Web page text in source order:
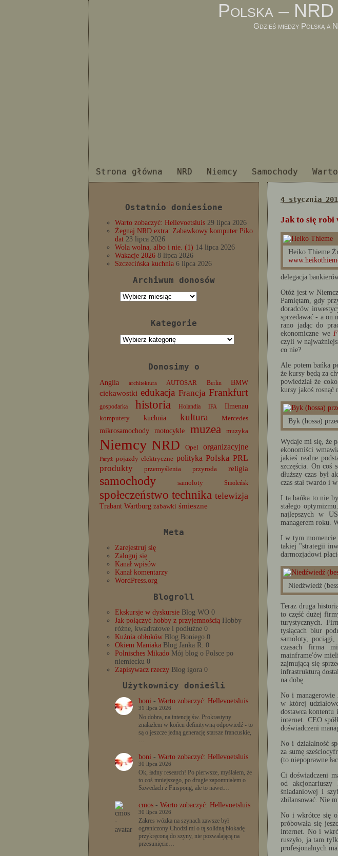
Polska – NRD
Gdzieś między Polską a
Strona główna NRD Niemcy Samochody
Ostatnio doniesione
Warto zobaczyć: Hellevoetsluis 29 lipca 2026
Żegnaj NRD extra: Zabawkowy komputer Piko
dat 23 lipca 2026
Wola wolna, albo i nie. (1) 14 lipca 2026
Wakacje 2026 8 lipca 2026
Szczecińska kuchnia 6 lipca 2026
Archiwum donosów
Archiwum
Kategorie
Kategorie
Donosimy o
Anglia architektura AUTOSAR Berlin BMW
ciekawostki edukacja Francja Frankfurt
gospodarka historia Holandia IFA
Ilmenau
komputery
kuchnia kultura Mercedes
mikrosamochody motocykle muzea muzyka
Niemcy NRD Opel organizacyjne
Paryż pojazdy elektryczne polityka Polska PRL
produkty
przemyślenia przyroda religia
samochody samoloty Smoleńsk
społeczeństwo technika telewizja
Trabant Wartburg zabawki śmieszne
Meta
Zarejestruj się
Zaloguj się
Kanał wpisów
Kanał komentarzy
WordPress.org
Blogroll
Ekskursje w dyskursie Blog WO 0
Jak połączyć hobby z przyjemnością Hobby
różne, kwadratowe i podłużne 0
Kuźnia obłoków Blog Boniego 0
Okiem Maniaka Blog Janka R. 0
Polnisches Mikado Mój blog o Polsce po
niemiecku 0
Zapisywacz rzeczy Blog igora 0
Użytkownicy donieśli
boni- Warto zobaczyć: Hellevoetsluis
31 lipca 2026
No dobra, na intencję św. Prokrastyny
znalazłem w końcu definitywną odpowiedź - to
są o jeszcze jedną generację starsze francuskie,
…
boni- Warto zobaczyć: Hellevoetsluis
30 lipca 2026
Ok, ładny research! Po pierwsze, myślałem, że
to coś mniejszego, po drugie zapomniałem o
Szwedach z Finspong, ale to nawet…
cmos- Warto zobaczyć: Hellevoetsluis
30 lipca 2026
Zakres wózka na szynach zawsze był
ograniczony Chodzi mi o tą solidną blokadę
przykręconą do szyny, nie pozwalającą na
przesunięcie…
4 stycznia
Jak to się robi
Heiko Thieme
delegacja
Otóż jest w
Pamiętam, gdy
doradców
sprzedawać - a on
rano jadąc do
ekonomiczne we
czyli w
co nie?
Ale potem bańka
że kursy będą za
powiedział że
kursy jakoś rosnąć
Byk (hossa)
Wydaje mi się, że
ekonomiści
jakieś realne
szczęścia. On coś
dłuższy czas był
czas stał twardo i
I ta bańka to nie
stałego
najlepszych w
managerem roku.
I w tym momencie
takiej "strategii
darmozjadowi
Niedźwiedź
Teraz druga
to część dużej
turystycznych.
tysiącach biur
samoloty,
czasach firma
mainframe'ów
zajmującą się
infrastrukturą
na dobę.
No i managerowie
w której
dostawca
internet. CEO
doświadczeni
No i działalność
za sumę
(to niepoprawne
Ci doświadczeni
od akcjonariuszy
śniadaniowej i
zbilansować. Nie
No i wkrótce się
próbowała się
internet. No i
ruszyło, ja tam
profesjonalnych